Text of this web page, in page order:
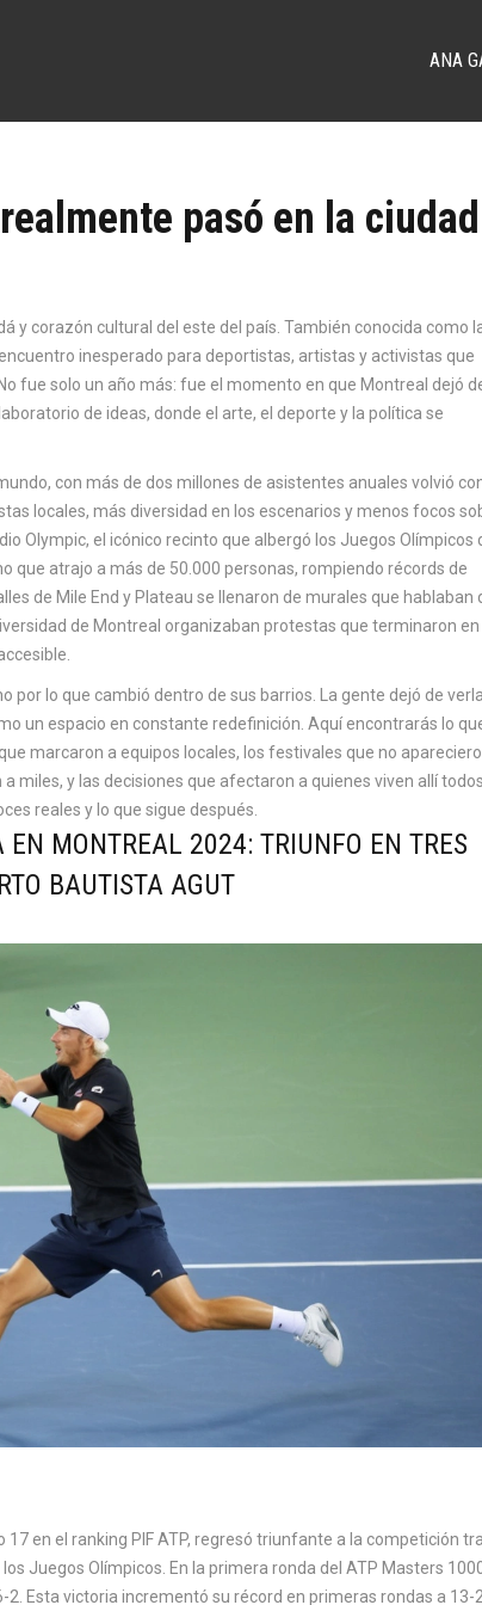
ANA
pasó en la ciudad
y corazón cultural del este del país . También conocida como
inesperado para deportistas, artistas y activistas que
No fue solo un año más: fue el momento en que Montreal dejó
de ideas, donde el arte, el deporte y la política se
con más de dos millones de asistentes anuales volvió
locales, más diversidad en los escenarios y menos focos
Olympic, el icónico recinto que albergó los Juegos Olímpicos
que atrajo a más de 50.000 personas, rompiendo récords de
de Mile End y Plateau se llenaron de murales que hablaban
de Montreal organizaban protestas que terminaron en
por lo que cambió dentro de sus barrios. La gente dejó de verla
un espacio en constante redefinición. Aquí encontrarás lo
marcaron a equipos locales, los festivales que no
miles, y las decisiones que afectaron a quienes viven allí
reales y lo que sigue después.
EN MONTREAL 2024: TRIUNFO EN TRES
BAUTISTA AGUT
en el ranking PIF ATP, regresó triunfante a la competición
Juegos Olímpicos. En la primera ronda del ATP Masters
Esta victoria incrementó su récord en primeras rondas a 13-2